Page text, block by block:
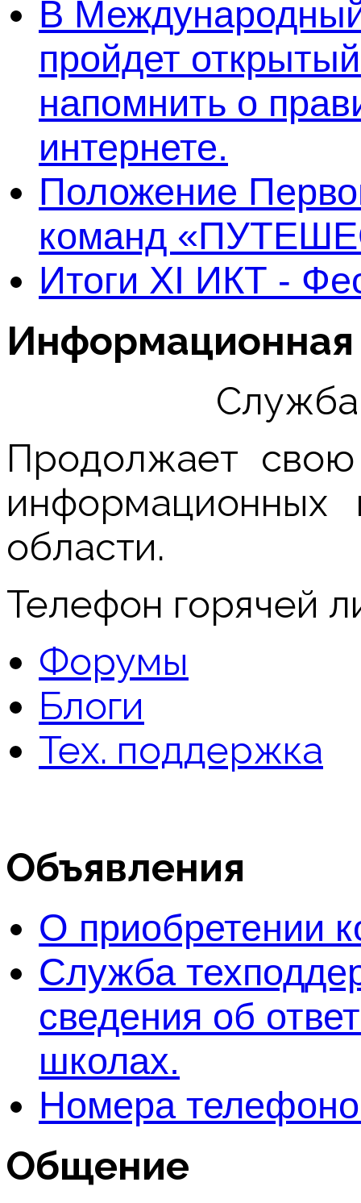
В
пройдет
напомнить о
интернете.
Положение
команд
Итоги XI ИКТ -
Продолжает
информационных
области.
Телефон горячей
Форумы
Блоги
Тех. поддержка
Объявления
О приобретении
Служба
сведения об
школах.
Номера
Общение